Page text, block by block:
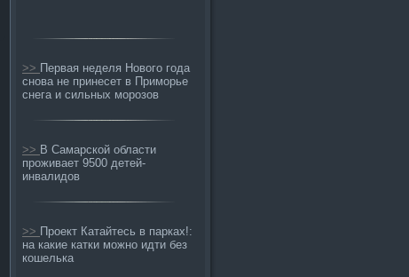
>> Первая неделя Нового года
снова не принесет в Приморье
снега и сильных морозов
>> В Самарской области
проживает 9500 детей-
инвалидов
>> Проект Катайтесь в парках!:
на какие катки можно идти без
кошелька